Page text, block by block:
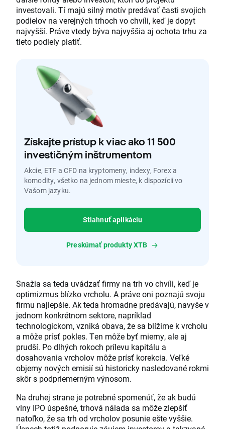
investovali. Tí majú silný motív predávať časti svojich
podielov na verejných trhoch vo chvíli, keď je dopyt
najvyšší. Práve vtedy býva najvyššia aj ochota trhu za
tieto podiely platiť.
Získajte prístup k viac ako 11 500
investičným inštrumentom
Akcie, ETF a CFD na kryptomeny, indexy, Forex a
komodity, všetko na jednom mieste, k dispozícii vo
Vašom jazyku.
Stiahnuť aplikáciu
Preskúmať produkty XTB
Snažia sa teda uvádzať firmy na trh vo chvíli, keď je
optimizmus blízko vrcholu. A práve oni poznajú svoju
firmu najlepšie. Ak teda hromadne predávajú, navyše v
jednom konkrétnom sektore, napríklad
technologickom, vzniká obava, že sa blížime k vrcholu
a môže prísť pokles. Ten môže byť mierny, ale aj
prudší. Po dlhých rokoch prílevu kapitálu a
dosahovania vrcholov môže prísť korekcia. Veľké
objemy nových emisií sú historicky nasledované rokmi
skôr s podpriemerným výnosom.
Na druhej strane je potrebné spomenúť, že ak budú
vlny IPO úspešné, trhová nálada sa môže zlepšiť
natoľko, že sa trh od vrcholov posunie ešte vyššie.